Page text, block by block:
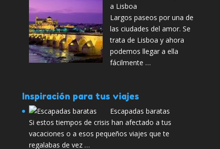
a Lisboa
Largos paseos por una de
las ciudades del amor. Se
trata de Lisboa y ahora
podemos llegar a ella
fácilmente …
Inspiración para tus viajes
Escapadas baratas
Si estos tiempos de crisis han afectado a tus
vacaciones o a esos pequeños viajes que te
regalabas de vez …